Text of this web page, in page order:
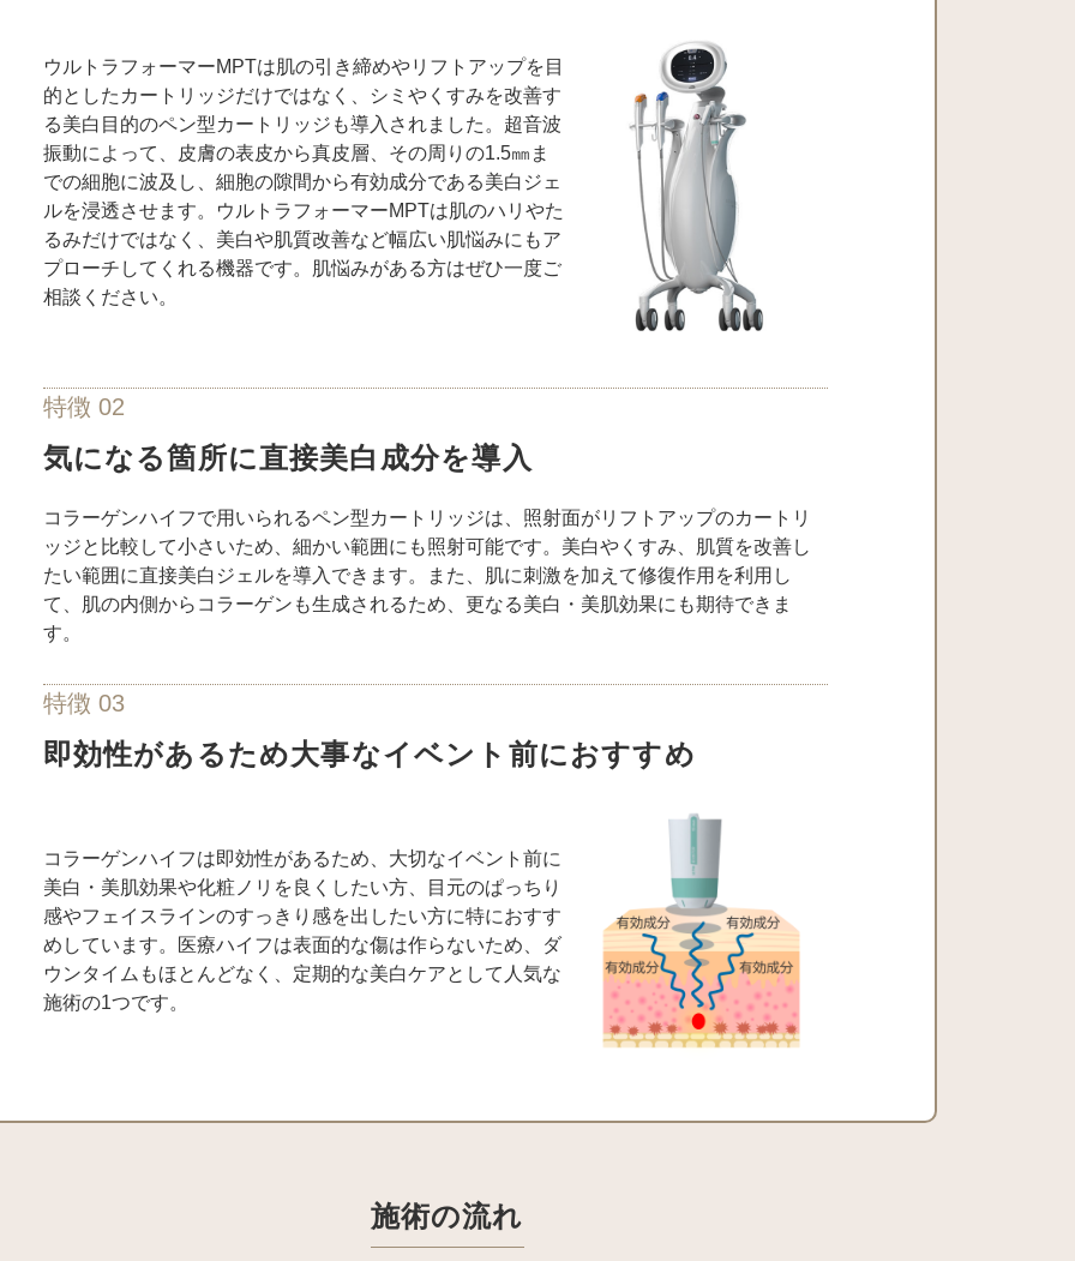
ウルトラフォーマーMPTは肌の引き締めやリフトアップを目
的としたカートリッジだけではなく、シミやくすみを改善す
る美白目的のペン型カートリッジも導入されました。超音波
振動によって、皮膚の表皮から真皮層、その周りの1.5㎜ま
での細胞に波及し、細胞の隙間から有効成分である美白ジェ
ルを浸透させます。ウルトラフォーマーMPTは肌のハリやた
るみだけではなく、美白や肌質改善など幅広い肌悩みにもア
プローチしてくれる機器です。肌悩みがある方はぜひ一度ご
相談ください。
特徴 02
気になる箇所に直接美白成分を導入
コラーゲンハイフで用いられるペン型カートリッジは、照射面がリフトアップのカートリ
ッジと比較して小さいため、細かい範囲にも照射可能です。美白やくすみ、肌質を改善し
たい範囲に直接美白ジェルを導入できます。また、肌に刺激を加えて修復作用を利用し
て、肌の内側からコラーゲンも生成されるため、更なる美白・美肌効果にも期待できま
す。
特徴 03
即効性があるため大事なイベント前におすすめ
コラーゲンハイフは即効性があるため、大切なイベント前に
美白・美肌効果や化粧ノリを良くしたい方、目元のぱっちり
感やフェイスラインのすっきり感を出したい方に特におすす
めしています。医療ハイフは表面的な傷は作らないため、ダ
ウンタイムもほとんどなく、定期的な美白ケアとして人気な
施術の1つです。
施術の流れ